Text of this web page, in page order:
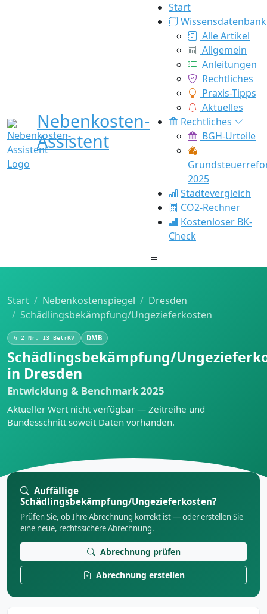
Nebenkosten-
Assistent
Start
Wissensdatenbank
Alle Artikel
Allgemein
Anleitungen
Rechtliches
Praxis-Tipps
Aktuelles
Rechtliches
BGH-Urteile
2025
Städtevergleich
CO2-Rechner
Kostenloser BK-
Check
Start Nebenkostenspiegel
Dresden
Schädlingsbekämpfung/Ungezieferkosten
§ 2 Nr. 13 BetrKV DMB
Schädlingsbekämpfung/
in Dresden
Entwicklung & Benchmark 2025
Aktueller Wert nicht verfügbar — Zeitreihe und
Bundesschnitt soweit Daten vorhanden.
Auffällige
Schädlingsbekämpfung/Ungezieferkosten?
Prüfen Sie, ob Ihre Abrechnung korrekt ist — oder erstellen Sie
eine neue, rechtssichere Abrechnung.
Abrechnung prüfen
Abrechnung erstellen